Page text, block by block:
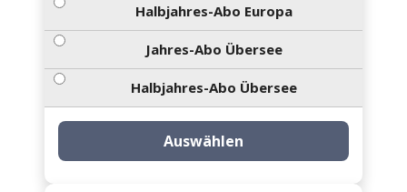
Halbjahres-Abo Europa
Jahres-Abo Übersee
Halbjahres-Abo Übersee
Auswählen